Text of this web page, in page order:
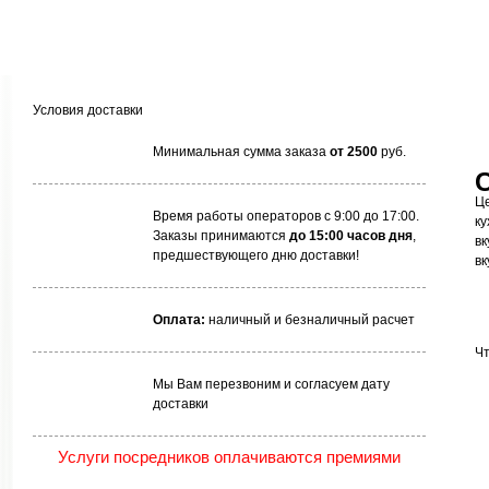
Условия доставки
Минимальная сумма заказа от 2500 руб.
Время работы операторов с 9:00 до 17:00.
Заказы принимаются до 15:00 часов дня,
предшествующего дню доставки!
Оплата: наличный и безналичный расчет
Мы Вам перезвоним и согласуем дату
доставки
Услуги посредников оплачиваются премиями